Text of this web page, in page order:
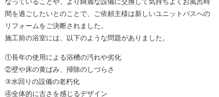
なっていることや、より綺麗な設備に交換して気持ちよくお風呂時
間を過ごしたいとのことで、ご依頼主様は新しいユニットバスへの
リフォームをご決断されました。
施工前の浴室には、以下のような問題がありました。
①長年の使用による浴槽の汚れや劣化
②壁や床の黄ばみ、掃除のしづらさ
③水回りの設備の老朽化
④全体的に古さを感じるデザイン